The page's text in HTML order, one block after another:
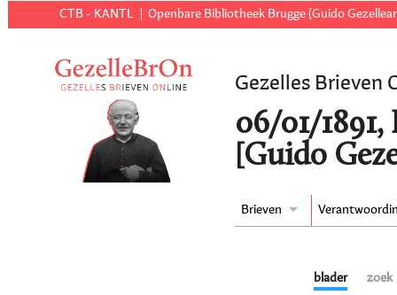
CTB - KANTL Openbare Bibliotheek Brugge (Guido
Gezelles Brieven
06/01/
[Guido
Brieven
blader zoek